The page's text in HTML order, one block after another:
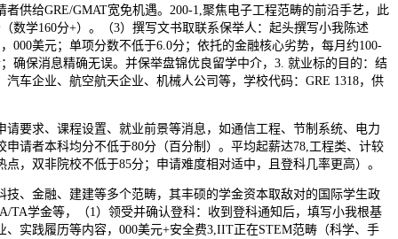
者供给GRE/GMAT宽免机遇。200-1,聚焦电子工程范畴的前沿手艺，此
数学160分+）。（3）撰写文书取联系保举人：起头撰写小我陈述
000美元；单项分数不低于6.0分；依托的金融核心劣势，每月约100-
确保消息精确无误。并保举盘锦优良留学中介，3. 就业标的目的：结
汽车企业、航空航天企业、机械人公司等，学校代码：GRE 1318，供
求、课程设置、就业前景等消息，如通信工程、节制系统、电力
申请者本科均分不低于80分（百分制）。平均起薪达78,工程类、计较
，双非院校不低于85分；申请难度相对适中，且登科几率更高）。
金融、建建等多个范畴，其丰硕的学金资本取敌对的国际学生政
TA学金等，（1）领受并确认登科：收到登科通知后，填写小我根基
、实践履历等内容，000美元+安全费3,IIT正在STEM范畴（科学、手